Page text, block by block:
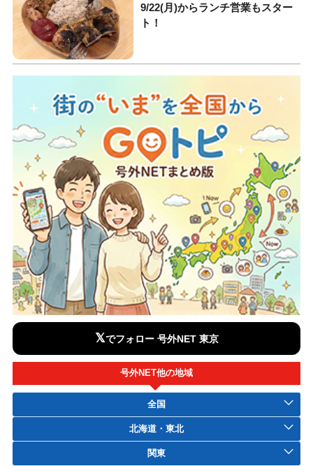
9/22(月)からランチ営業もスター
ト！
𝕏でフォロー 号外NET 東京
号外NET他の地域
全国
北海道・東北
関東